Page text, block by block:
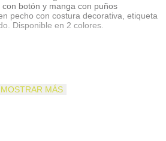
botón y manga con puños
pecho con costura decorativa, etiqueta
Disponible en 2 colores.
MOSTRAR MÁS